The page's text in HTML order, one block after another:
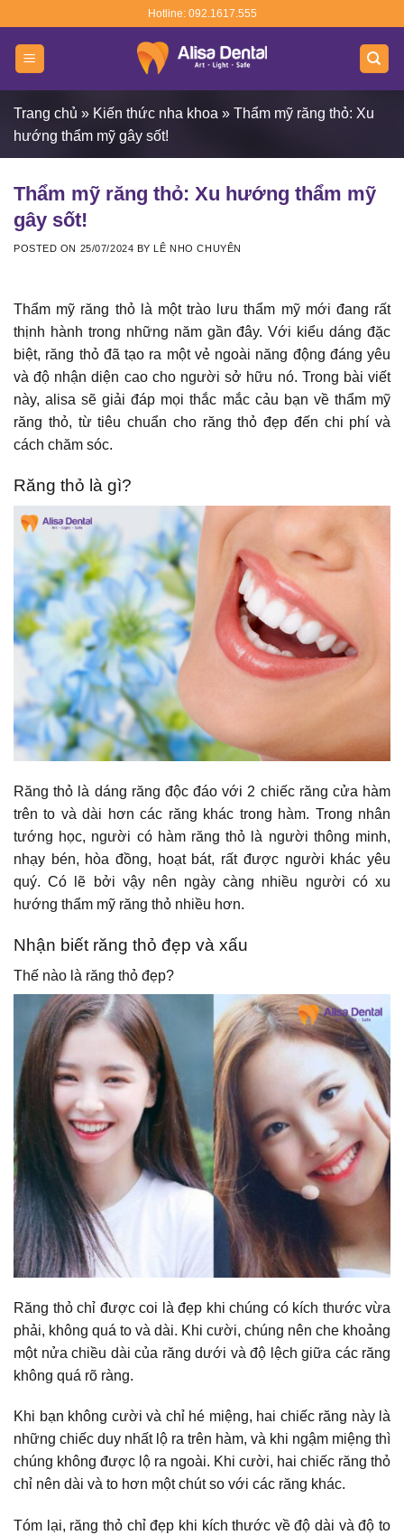
content
Hotline: 092.1617.555
Trang chủ » Kiến thức nha khoa » Thẩm mỹ răng thỏ: Xu
hướng thẩm mỹ gây sốt!
Thẩm mỹ răng thỏ: Xu hướng thẩm mỹ
gây sốt!
POSTED ON 25/07/2024 BY LÊ NHO CHUYÊN
Thẩm mỹ răng thỏ là một trào lưu thẩm mỹ mới đang rất
thịnh hành trong những năm gần đây. Với kiểu dáng đặc
biệt, răng thỏ đã tạo ra một vẻ ngoài năng động đáng yêu
và độ nhận diện cao cho người sở hữu nó. Trong bài viết
này, alisa sẽ giải đáp mọi thắc mắc cảu bạn về thẩm mỹ
răng thỏ, từ tiêu chuẩn cho răng thỏ đẹp đến chi phí và
cách chăm sóc.
Răng thỏ là gì?
Răng thỏ là dáng răng độc đáo với 2 chiếc răng cửa hàm
trên to và dài hơn các răng khác trong hàm. Trong nhân
tướng học, người có hàm răng thỏ là người thông minh,
nhạy bén, hòa đồng, hoạt bát, rất được người khác yêu
quý. Có lẽ bởi vậy nên ngày càng nhiều người có xu
hướng thẩm mỹ răng thỏ nhiều hơn.
Nhận biết răng thỏ đẹp và xấu
Thế nào là răng thỏ đẹp?
Răng thỏ chỉ được coi là đẹp khi chúng có kích thước vừa
phải, không quá to và dài. Khi cười, chúng nên che khoảng
một nửa chiều dài của răng dưới và độ lệch giữa các răng
không quá rõ ràng.
Khi bạn không cười và chỉ hé miệng, hai chiếc răng này là
những chiếc duy nhất lộ ra trên hàm, và khi ngậm miệng thì
chúng không được lộ ra ngoài. Khi cười, hai chiếc răng thỏ
chỉ nên dài và to hơn một chút so với các răng khác.
Tóm lại, răng thỏ chỉ đẹp khi kích thước về độ dài và độ to